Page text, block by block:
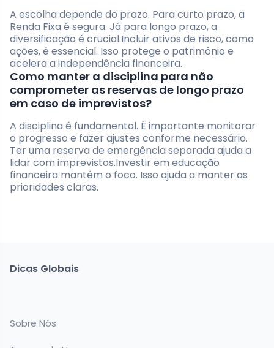
A escolha depende do prazo. Para curto prazo, a
Renda Fixa é segura. Já para longo prazo, a
diversificação é crucial.Incluir ativos de risco, como
ações, é essencial. Isso protege o patrimônio e
acelera a independência financeira.
Como manter a disciplina para não
comprometer as reservas de longo prazo
em caso de imprevistos?
A disciplina é fundamental. É importante monitorar
o progresso e fazer ajustes conforme necessário.
Ter uma reserva de emergência separada ajuda a
lidar com imprevistos.Investir em educação
financeira mantém o foco. Isso ajuda a manter as
prioridades claras.
Dicas Globais
Sobre Nós